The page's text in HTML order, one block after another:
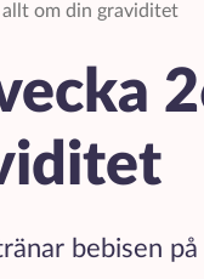
om din graviditet
bebisen